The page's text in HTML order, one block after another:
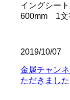
イングシー
600mm 1文
2019/10/07
金属チャン
ただきました